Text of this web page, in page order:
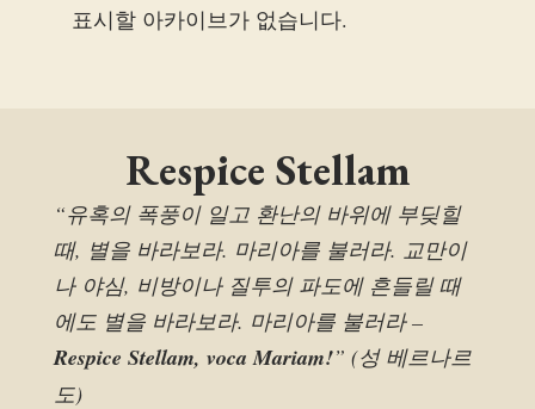
표시할 아카이브가 없습니다.
Respice Stellam
“유혹의 폭풍이 일고 환난의 바위에 부딪힐
때, 별을 바라보라. 마리아를 불러라. 교만이
나 야심, 비방이나 질투의 파도에 흔들릴 때
에도 별을 바라보라. 마리아를 불러라 –
Respice Stellam, voca Mariam!” (성 베르나르
도)